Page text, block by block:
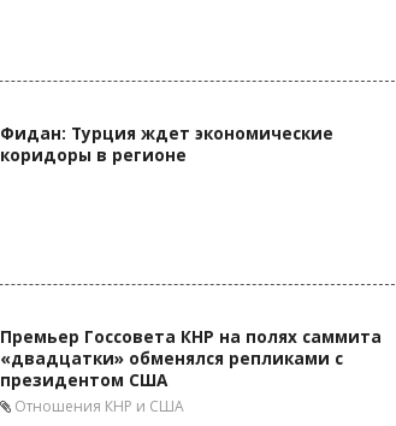
Фидан: Турция ждет экономические
коридоры в регионе
Премьер Госсовета КНР на полях саммита
«двадцатки» обменялся репликами с
президентом США
Отношения КНР и США